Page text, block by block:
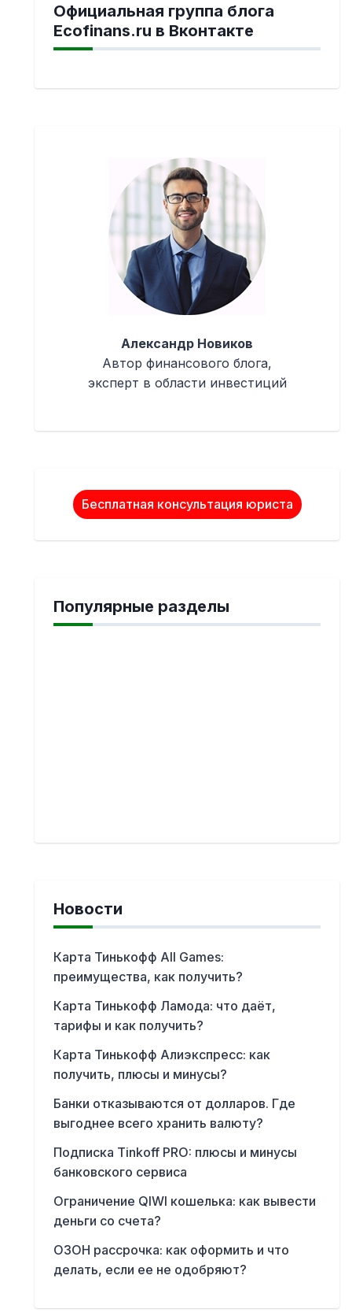
Официальная группа блога
Ecofinans.ru в Вконтакте
Александр Новиков
Автор финансового блога,
эксперт в области инвестиций
Бесплатная консультация юриста
Популярные разделы
Новости
Карта Тинькофф All Games:
преимущества, как получить?
Карта Тинькофф Ламода: что даёт,
тарифы и как получить?
Карта Тинькофф Алиэкспресс: как
получить, плюсы и минусы?
Банки отказываются от долларов. Где
выгоднее всего хранить валюту?
Подписка Tinkoff PRO: плюсы и минусы
банковского сервиса
Ограничение QIWI кошелька: как вывести
деньги со счета?
ОЗОН рассрочка: как оформить и что
делать, если ее не одобряют?